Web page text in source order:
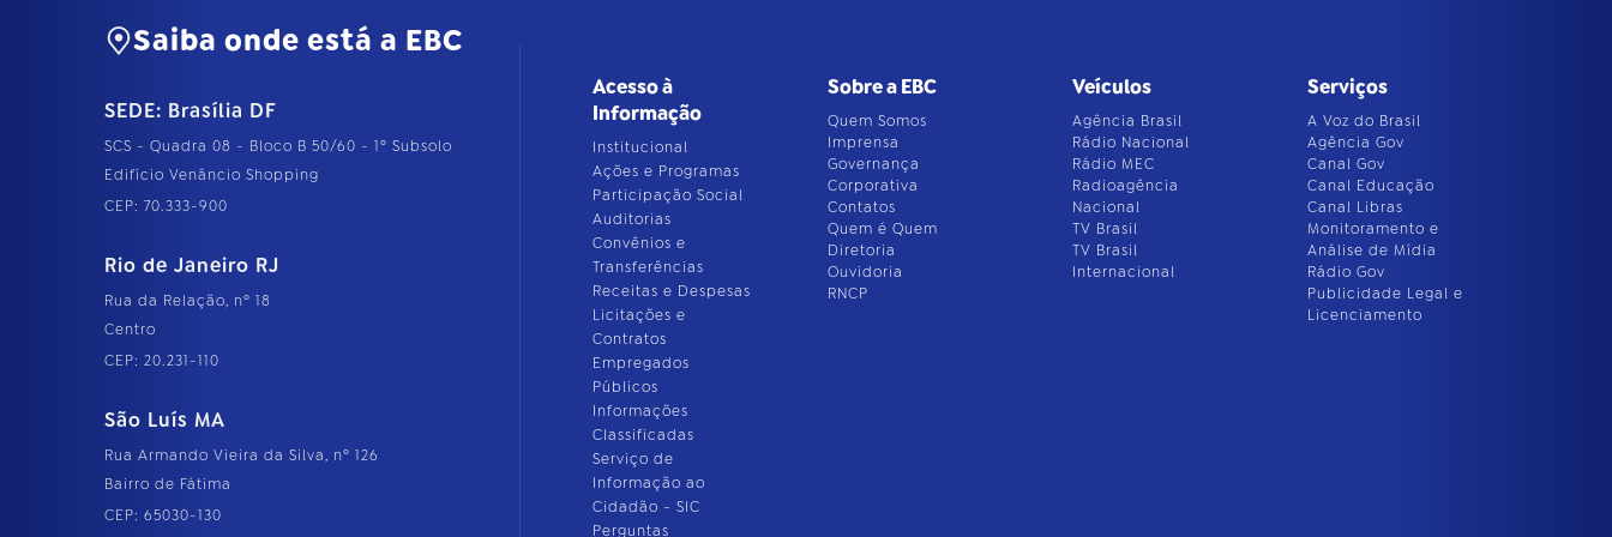
Saiba onde está a EBC
SEDE: Brasília DF
SCS - Quadra 08 - Bloco B 50/60 - 1º Subsolo
Edifício Venâncio Shopping
CEP: 70.333-900
Rio de Janeiro RJ
Rua da Relação, nº 18
Centro
CEP: 20.231-110
São Luís MA
Rua Armando Vieira da Silva, nº 126
Bairro de Fátima
CEP: 65030-130
Acesso à
Informação
Institucional
Ações e Programas
Participação Social
Auditorias
Convênios e
Transferências
Receitas e Despesas
Licitações e
Contratos
Empregados
Públicos
Informações
Classificadas
Serviço de
Informação ao
Cidadão - SIC
Perguntas
Sobre a EBC
Quem Somos
Imprensa
Governança
Corporativa
Contatos
Quem é Quem
Diretoria
Ouvidoria
RNCP
Veículos
Agência Brasil
Rádio Nacional
Rádio MEC
Radioagência
Nacional
TV Brasil
TV Brasil
Internacional
Serviços
A Voz do Brasil
Agência Gov
Canal Gov
Canal Educação
Canal Libras
Monitoramento e
Análise de Mídia
Rádio Gov
Publicidade Legal e
Licenciamento